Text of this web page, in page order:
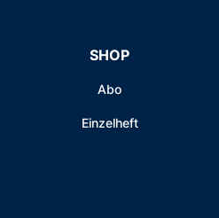
SHOP
Abo
Einzelheft